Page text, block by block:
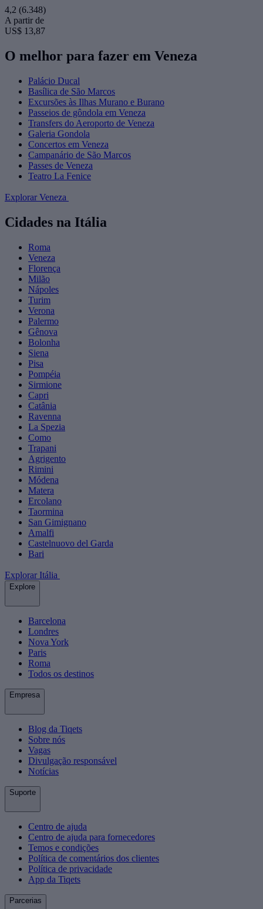
4,2 (6.348)
A partir de
US$ 13,87
O melhor para fazer em Veneza
Palácio Ducal
Basílica de São Marcos
Excursões às Ilhas Murano e Burano
Passeios de gôndola em Veneza
Transfers do Aeroporto de Veneza
Galeria Gondola
Concertos em Veneza
Campanário de São Marcos
Passes de Veneza
Teatro La Fenice
Explorar Veneza
Cidades na Itália
Roma
Veneza
Florença
Milão
Nápoles
Turim
Verona
Palermo
Gênova
Bolonha
Siena
Pisa
Pompéia
Sirmione
Capri
Catânia
Ravenna
La Spezia
Como
Trapani
Agrigento
Rimini
Módena
Matera
Ercolano
Taormina
San Gimignano
Amalfi
Castelnuovo del Garda
Bari
Explorar Itália
Explore
Barcelona
Londres
Nova York
Paris
Roma
Todos os destinos
Empresa
Blog da Tiqets
Sobre nós
Vagas
Divulgação responsável
Notícias
Suporte
Centro de ajuda
Centro de ajuda para fornecedores
Temos e condições
Política de comentários dos clientes
Política de privacidade
App da Tiqets
Parcerias